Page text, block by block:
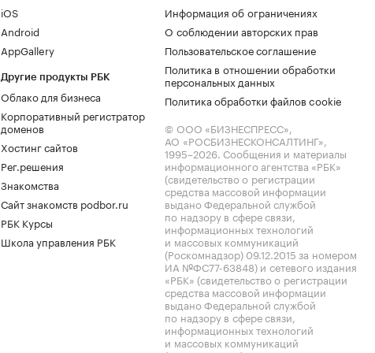
iOS
Android
AppGallery
Другие продукты РБК
Облако для бизнеса
Корпоративный регистратор
доменов
Хостинг сайтов
Рег.решения
Знакомства
Сайт знакомств podbor.ru
РБК Курсы
Школа управления РБК
Информация об ограничениях
О соблюдении авторских прав
Пользовательское соглашение
Политика в отношении обработки
персональных данных
Политика обработки файлов cookie
© ООО «БИЗНЕСПРЕСС»,
АО «РОСБИЗНЕСКОНСАЛТИНГ»,
1995–2026. Сообщения и материалы
информационного агентства «РБК»
(свидетельство о регистрации
средства массовой информации
выдано Федеральной службой
по надзору в сфере связи,
информационных технологий
и массовых коммуникаций
(Роскомнадзор) 09.12.2015 за номером
ИА №ФС77-63848) и сетевого издания
«РБК» (свидетельство о регистрации
средства массовой информации
выдано Федеральной службой
по надзору в сфере связи,
информационных технологий
и массовых коммуникаций